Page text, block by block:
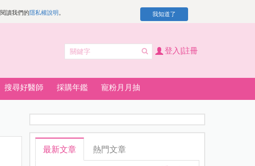
讀我們的隱私權說明 。 我知道了
登入|註冊
搜尋好醫師 採購年鑑 寵粉月月抽
最新文章 熱門文章